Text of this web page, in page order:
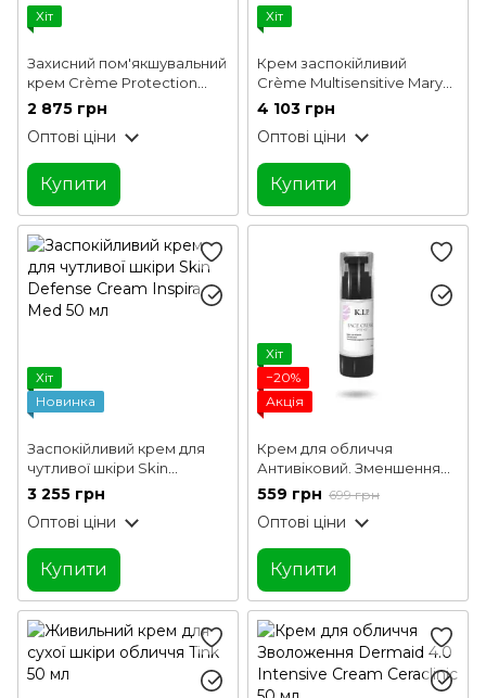
Хіт
Захисний пом'якшувальний
крем Crème Protection
Réparatrice Guinot 50 мл
2 875 грн
Оптові ціни
Купити
Хіт
Крем заспокійливий
Crème Multisensitive Mary
Cohr 50 мл
4 103 грн
Оптові ціни
Купити
Хіт
Новинка
Заспокійливий крем для
чутливої шкіри Skin
Defense Cream Inspira Med
3 255 грн
Оптові ціни
Купити
Хіт
−20%
Акція
Крем для обличчя
Антивіковий. Зменшення
зморшок та підтяжка K.I.P.
559 грн 699 грн
Оптові ціни
Купити